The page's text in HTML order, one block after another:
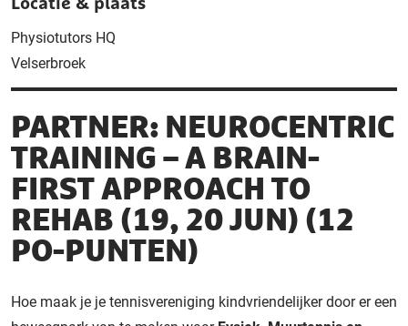
Physiotutors HQ
Velserbroek
PARTNER: NEUROCENTRIC
TRAINING – A BRAIN-
FIRST APPROACH TO
REHAB (19, 20 JUN) (12
PO-PUNTEN)
Hoe maak je je tennisvereniging kindvriendelijker door er een